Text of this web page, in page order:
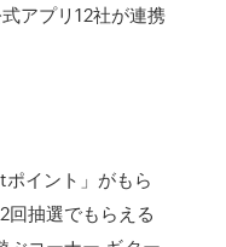
アプリ12社が連携
イント」がもら
回抽選でもらえる